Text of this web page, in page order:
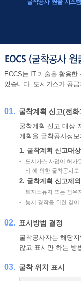
EOCS는 IT 기술을 활용
있습니다. 도시가스가 공
01. 굴착계획 신고(전
굴착계획 신고 대상
계획을 굴착공사정
1. 굴착계획 신고대상
-
도시가스 사업이 허
비 에 의한 굴착공사
2. 굴착계획 신고제
-
토지소유자 또는 점유
-
농지 경작을 위한 깊
02. 표시방법 결정
굴착공사자는 해당
않고 표시만 하는 방
03. 굴착 위치 표시